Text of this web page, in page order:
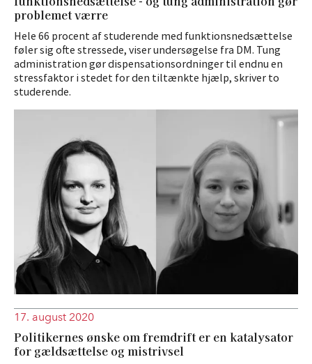
problemet værre
Hele 66 procent af studerende med funktionsnedsættelse
føler sig ofte stressede, viser undersøgelse fra DM. Tung
administration gør dispensationsordninger til endnu en
stressfaktor i stedet for den tiltænkte hjælp, skriver to
studerende.
17. august 2020
Politikernes ønske om fremdrift er en katalysator
for gældsættelse og mistrivsel